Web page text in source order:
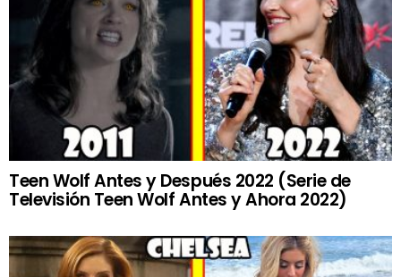
Teen Wolf Antes y Después 2022 (Serie de
Televisión Teen Wolf Antes y Ahora 2022)